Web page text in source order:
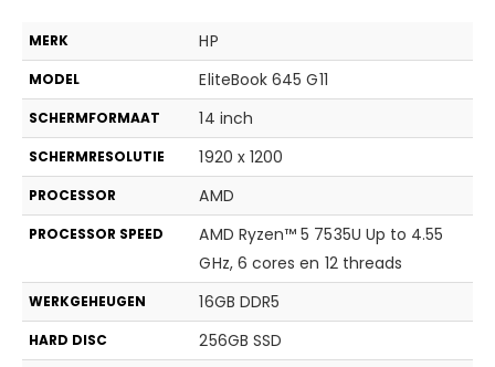
MERK HP
MODEL EliteBook 645 G11
SCHERMFORMAAT 14 inch
SCHERMRESOLUTIE 1920 x 1200
PROCESSOR AMD
PROCESSOR SPEED
AMD Ryzen™ 5 7535U Up to 4.55
GHz, 6 cores en 12 threads
WERKGEHEUGEN 16GB DDR5
HARD DISC 256GB SSD